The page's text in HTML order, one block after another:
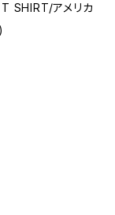
SHIRT/アメリカ